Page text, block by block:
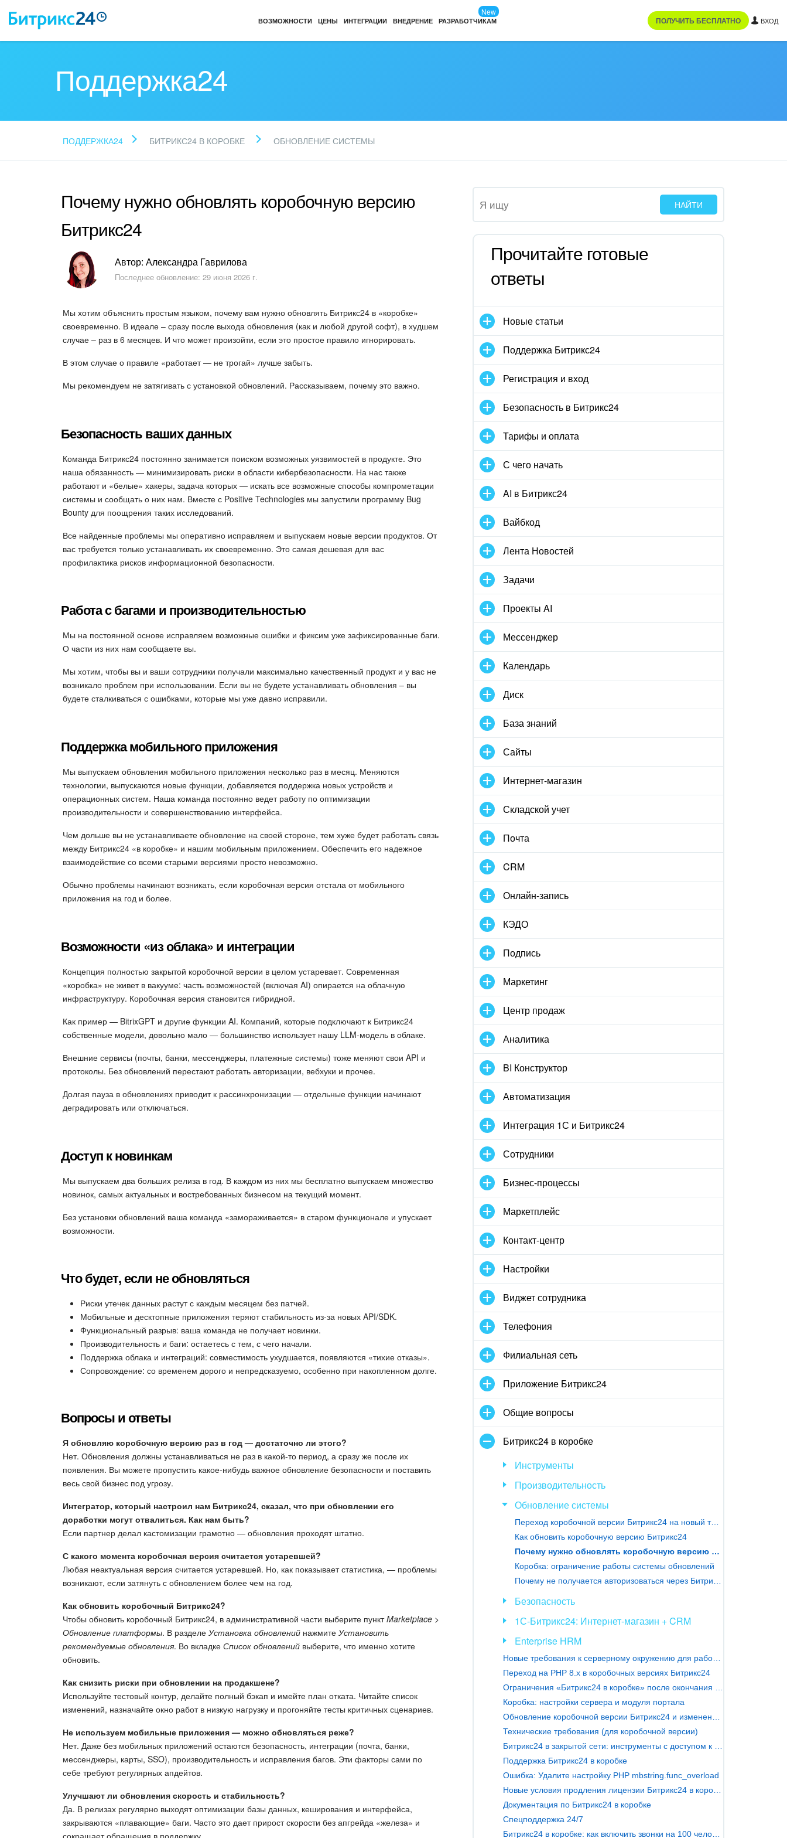
ВОЗМОЖНОСТИ ЦЕНЫ ИНТЕГРАЦИИ ВНЕДРЕНИЕ РАЗРАБОТЧИКАМ
New
ПОЛУЧИТЬ БЕСПЛАТНО ВХОД
Поддержка24
ПОДДЕРЖКА24 БИТРИКС24 В КОРОБКЕ ОБНОВЛЕНИЕ СИСТЕМЫ
Почему нужно обновлять коробочную версию
Битрикс24
Автор: Александра Гаврилова
Последнее обновление: 29 июня 2026 г.
Мы хотим объяснить простым языком, почему вам нужно обновлять Битрикс24 в «коробке»
своевременно. В идеале – сразу после выхода обновления (как и любой другой софт), в худшем
случае – раз в 6 месяцев. И что может произойти, если это простое правило игнорировать.
В этом случае о правиле «работает — не трогай» лучше забыть.
Мы рекомендуем не затягивать с установкой обновлений. Рассказываем, почему это важно.
Безопасность ваших данных
Команда Битрикс24 постоянно занимается поиском возможных уязвимостей в продукте. Это
наша обязанность — минимизировать риски в области кибербезопасности. На нас также
работают и «белые» хакеры, задача которых — искать все возможные способы компрометации
системы и сообщать о них нам. Вместе с Positive Technologies мы запустили программу Bug
Bounty для поощрения таких исследований.
Все найденные проблемы мы оперативно исправляем и выпускаем новые версии продуктов. От
вас требуется только устанавливать их своевременно. Это самая дешевая для вас
профилактика рисков информационной безопасности.
Работа с багами и производительностью
Мы на постоянной основе исправляем возможные ошибки и фиксим уже зафиксированные баги.
О части из них нам сообщаете вы.
Мы хотим, чтобы вы и ваши сотрудники получали максимально качественный продукт и у вас не
возникало проблем при использовании. Если вы не будете устанавливать обновления – вы
будете сталкиваться с ошибками, которые мы уже давно исправили.
Поддержка мобильного приложения
Мы выпускаем обновления мобильного приложения несколько раз в месяц. Меняются
технологии, выпускаются новые функции, добавляется поддержка новых устройств и
операционных систем. Наша команда постоянно ведет работу по оптимизации
производительности и совершенствованию интерфейса.
Чем дольше вы не устанавливаете обновление на своей стороне, тем хуже будет работать связь
между Битрикс24 «в коробке» и нашим мобильным приложением. Обеспечить его надежное
взаимодействие со всеми старыми версиями просто невозможно.
Обычно проблемы начинают возникать, если коробочная версия отстала от мобильного
приложения на год и более.
Возможности «из облака» и интеграции
Концепция полностью закрытой коробочной версии в целом устаревает. Современная
«коробка» не живет в вакууме: часть возможностей (включая AI) опирается на облачную
инфраструктуру. Коробочная версия становится гибридной.
Как пример — BitrixGPT и другие функции AI. Компаний, которые подключают к Битрикс24
собственные модели, довольно мало — большинство использует нашу LLM-модель в облаке.
Внешние сервисы (почты, банки, мессенджеры, платежные системы) тоже меняют свои API и
протоколы. Без обновлений перестают работать авторизации, вебхуки и прочее.
Долгая пауза в обновлениях приводит к рассинхронизации — отдельные функции начинают
деградировать или отключаться.
Доступ к новинкам
Мы выпускаем два больших релиза в год. В каждом из них мы бесплатно выпускаем множество
новинок, самых актуальных и востребованных бизнесом на текущий момент.
Без установки обновлений ваша команда «замораживается» в старом функционале и упускает
возможности.
Что будет, если не обновляться
Риски утечек данных растут с каждым месяцем без патчей.
Мобильные и десктопные приложения теряют стабильность из-за новых API/SDK.
Функциональный разрыв: ваша команда не получает новинки.
Производительность и баги: остаетесь с тем, с чего начали.
Поддержка облака и интеграций: совместимость ухудшается, появляются «тихие отказы».
Сопровождение: со временем дорого и непредсказуемо, особенно при накопленном долге.
Вопросы и ответы
Я обновляю коробочную версию раз в год — достаточно ли этого?
Нет. Обновления должны устанавливаться не раз в какой-то период, а сразу же после их
появления. Вы можете пропустить какое-нибудь важное обновление безопасности и поставить
весь свой бизнес под угрозу.
Интегратор, который настроил нам Битрикс24, сказал, что при обновлении его
доработки могут отвалиться. Как нам быть?
Если партнер делал кастомизации грамотно — обновления проходят штатно.
С какого момента коробочная версия считается устаревшей?
Любая неактуальная версия считается устаревшей. Но, как показывает статистика, — проблемы
возникают, если затянуть с обновлением более чем на год.
Как обновить коробочный Битрикс24?
Чтобы обновить коробочный Битрикс24, в административной части выберите пунктMarketplace >
Обновление платформы. В разделе Установка обновлений нажмите Установить
рекомендуемые обновления. Во вкладке Список обновлений выберите, что именно хотите
обновить.
Как снизить риски при обновлении на продакшене?
Используйте тестовый контур, делайте полный бэкап и имейте план отката. Читайте список
изменений, назначайте окно работ в низкую нагрузку и прогоняйте тесты критичных сценариев.
Не используем мобильные приложения — можно обновляться реже?
Нет. Даже без мобильных приложений остаются безопасность, интеграции (почта, банки,
мессенджеры, карты, SSO), производительность и исправления багов. Эти факторы сами по
себе требуют регулярных апдейтов.
Улучшают ли обновления скорость и стабильность?
Да. В релизах регулярно выходят оптимизации базы данных, кеширования и интерфейса,
закрываются «плавающие» баги. Часто это дает прирост скорости без апгрейда «железа» и
сокращает обращения в поддержку.
Прочитайте готовые
ответы
Новые статьи
Поддержка Битрикс24
Регистрация и вход
Безопасность в Битрикс24
Тарифы и оплата
С чего начать
AI в Битрикс24
Вайбкод
Лента Новостей
Задачи
Проекты AI
Мессенджер
Календарь
Диск
База знаний
Сайты
Интернет-магазин
Складской учет
Почта
CRM
Онлайн-запись
КЭДО
Подпись
Маркетинг
Центр продаж
Аналитика
BI Конструктор
Автоматизация
Интеграция 1С и Битрикс24
Сотрудники
Бизнес-процессы
Маркетплейс
Контакт-центр
Настройки
Виджет сотрудника
Телефония
Филиальная сеть
Приложение Битрикс24
Общие вопросы
Битрикс24 в коробке
Инструменты
Производительность
Обновление системы
Переход коробочной версии Битрикс24 на новый тип лицензирования
Как обновить коробочную версию Битрикс24
Почему нужно обновлять коробочную версию Битрикс24
Коробка: ограничение работы системы обновлений
Безопасность
1С-Битрикс24: Интернет-магазин + CRM
Enterprise HRM
Переход на PHP 8.х в коробочных версиях Битрикс24
Коробка: настройки сервера и модуля портала
Технические требования (для коробочной версии)
Поддержка Битрикс24 в коробке
Ошибка: Удалите настройку PHP mbstring.func_overload
Документация по Битрикс24 в коробке
Спецподдержка 24/7